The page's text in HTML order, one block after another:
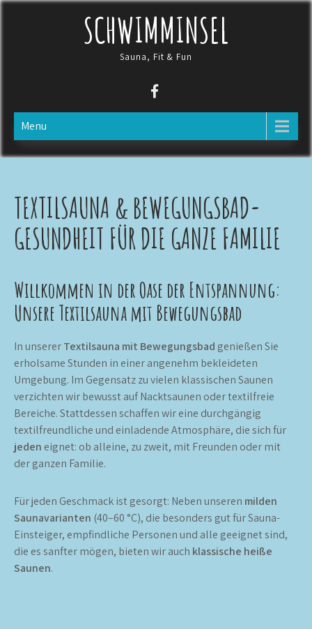
Skip
SCHWIMMINSEL
Sauna, Fit & Fun
Menu
TEXTILSAUNA & BEWEGUNGSBAD-
GESUNDHEIT FÜR DIE GANZE FAMILIE
Willkommen in der Oase der Entspannung:
Unsere Textilsauna mit Bewegungsbad
In unsererTextilsauna mit Bewegungsbad genießen Sie
erholsame Stunden in einer angenehm bekleideten
Umgebung. Im Gegensatz zu vielen klassischen Saunen
verzichten wir bewusst auf Nacktsaunen oder textilfreie
Bereiche. Stattdessen schaffen wir eine durchgängig
textilfreundliche und einladende Atmosphäre, die sich für
jeden eignet: ob alleine, zu zweit, mit Freunden oder mit
der ganzen Familie.
Für jeden Geschmack ist gesorgt: Neben unseren milden
Saunavarianten (40–60 °C), die besonders gut für Sauna-
Einsteiger, empfindliche Personen und alle geeignet sind,
die es sanfter mögen, bieten wir auch klassische heiße
Saunen.